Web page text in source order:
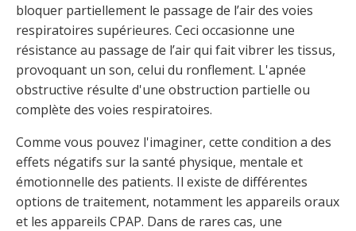
bloquer partiellement le passage de l’air des voies
respiratoires supérieures. Ceci occasionne une
résistance au passage de l’air qui fait vibrer les tissus,
provoquant un son, celui du ronflement. L'apnée
obstructive résulte d'une obstruction partielle ou
complète des voies respiratoires.
Comme vous pouvez l'imaginer, cette condition a des
effets négatifs sur la santé physique, mentale et
émotionnelle des patients. Il existe de différentes
options de traitement, notamment les appareils oraux
et les appareils CPAP. Dans de rares cas, une